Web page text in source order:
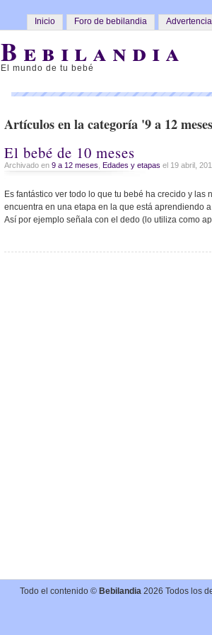
Inicio Foro de bebilandia
Bebilandia
El mundo de tu bebé
Artículos en la categoría '9 a 12
El bebé de 10 meses
Archivado en 9 a 12 meses Edades y etapas el 19 abril,
Es fantástico ver todo lo que tu bebé ha crecido y las
encuentra en una etapa en la que está aprendiendo
Así por ejemplo señala con el dedo (lo utiliza como
Todo el contenido © Bebilandia 2026 Todos los